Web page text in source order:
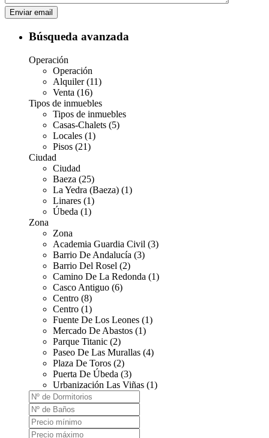
Búsqueda avanzada
Operación
Operación
Alquiler (11)
Venta (16)
Tipos de inmuebles
Tipos de inmuebles
Casas-Chalets (5)
Locales (1)
Pisos (21)
Ciudad
Ciudad
Baeza (25)
La Yedra (Baeza) (1)
Linares (1)
Úbeda (1)
Zona
Zona
Academia Guardia Civil (3)
Barrio De Andalucía (3)
Barrio Del Rosel (2)
Camino De La Redonda (1)
Casco Antiguo (6)
Centro (8)
Centro (1)
Fuente De Los Leones (1)
Mercado De Abastos (1)
Parque Titanic (2)
Paseo De Las Murallas (4)
Plaza De Toros (2)
Puerta De Úbeda (3)
Urbanización Las Viñas (1)